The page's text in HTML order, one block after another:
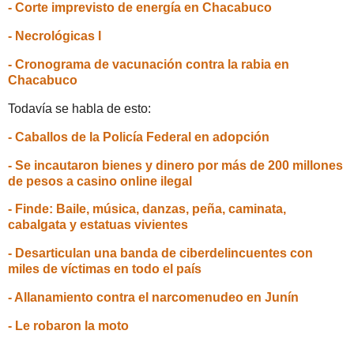
- Corte imprevisto de energía en Chacabuco
- Necrológicas I
- Cronograma de vacunación contra la rabia en
Chacabuco
Todavía se habla de esto:
- Caballos de la Policía Federal en adopción
- Se incautaron bienes y dinero por más de 200 millones
de pesos a casino online ilegal
- Finde: Baile, música, danzas, peña, caminata,
cabalgata y estatuas vivientes
- Desarticulan una banda de ciberdelincuentes con
miles de víctimas en todo el país
- Allanamiento contra el narcomenudeo en Junín
- Le robaron la moto